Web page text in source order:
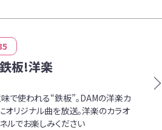
板!洋楽
で使われる“鉄板”。DAMの洋楽カ
オリジナル曲を放送。洋楽のカラオ
ルでお楽しみください